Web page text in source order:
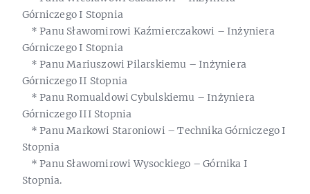
Górniczego I Stopnia
* Panu Sławomirowi Kaźmierczakowi – Inżyniera
Górniczego I Stopnia
* Panu Mariuszowi Pilarskiemu – Inżyniera
Górniczego II Stopnia
* Panu Romualdowi Cybulskiemu – Inżyniera
Górniczego III Stopnia
* Panu Markowi Staroniowi – Technika Górniczego I
Stopnia
* Panu Sławomirowi Wysockiego – Górnika I
Stopnia.